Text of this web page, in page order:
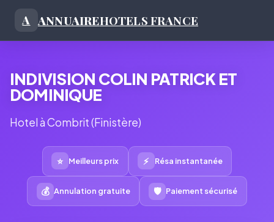
A ANNUAIREHOTELS FRANCE
INDIVISION COLIN PATRICK ET
DOMINIQUE
Hotel à Combrit (Finistère)
⭐ Meilleurs prix ⚡ Résa instantanée
💰 Annulation gratuite 🛡 Paiement sécurisé